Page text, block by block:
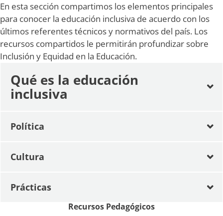
En esta sección compartimos los elementos principales
para conocer la educación inclusiva de acuerdo con los
últimos referentes técnicos y normativos del país. Los
recursos compartidos le permitirán profundizar sobre
Inclusión y Equidad en la Educación.
Qué es la educación
inclusiva
Política
Cultura
Prácticas
Recursos Pedagógicos